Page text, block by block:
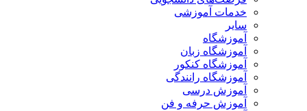
خدمات آموزشی
سایر
آموزشگاه
آموزشگاه زبان
آموزشگاه کنکور
آموزشگاه رانندگی
آموزش درسی
آموزش حرفه و فن